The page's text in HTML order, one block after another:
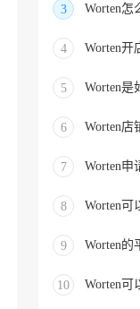
3 Worten怎
4 Worten开
5 Worten是
6 Worten店
7 Worten申
8 Worten可
9 Worten的
10 Worten可